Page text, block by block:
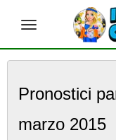
Pronostici
marzo 2015